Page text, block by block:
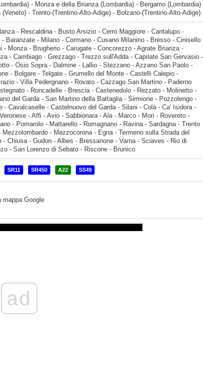
- Monza e della Brianza (Lombardia) - Bergamo (Lombardia)
- Trento-(Trentino-Alto-Adige) - Bolzano-(Trentino-Alto-Adige)
Milanino - Bresso - Cinisello Balsamo - Sesto San Giovanni - Monza - Brugherio - Carugate - Concorezzo - Agrate Brianza - Caponago - Cavenago di Brianza - Cambiago - Grezzago - Trezzo sull'Adda - Capriate San Gervasio - Brembate - Grignano - Osio Sotto - Osio Sopra - Dalmine - Lallio - Stezzano - Azzano San Paolo
SR11 SR450 A22 SS49
mappa Google
ad